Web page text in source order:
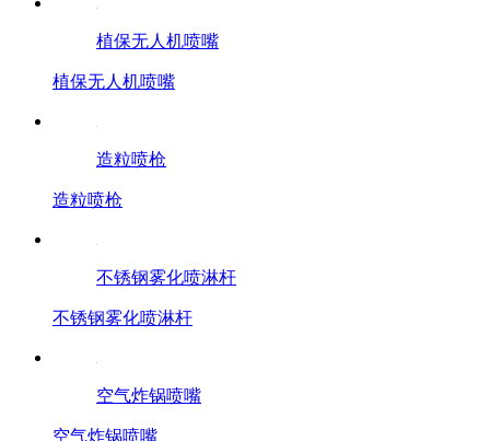
植保无人机喷嘴
植保无人机喷嘴
造粒喷枪
造粒喷枪
不锈钢雾化喷淋杆
不锈钢雾化喷淋杆
空气炸锅喷嘴
空气炸锅喷嘴